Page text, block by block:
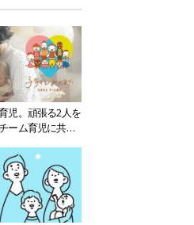
児。頑張る2人を
ーム育児に共感